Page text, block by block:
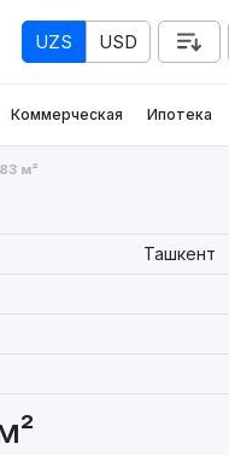
UZS USD
Коммерческая Ипотека
м²
Ташкент